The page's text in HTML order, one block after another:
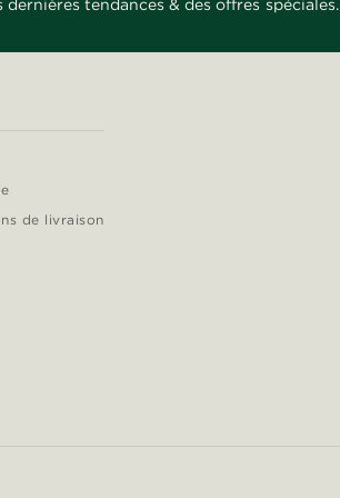
tendances & des offres spéciales.
de livraison